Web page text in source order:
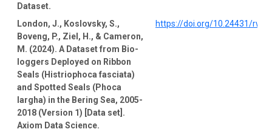
Dataset.
London, J., Koslovsky, S.,
Boveng, P., Ziel, H., & Cameron,
M. (2024). A Dataset from Bio-
loggers Deployed on Ribbon
Seals (Histriophoca fasciata)
and Spotted Seals (Phoca
largha) in the Bering Sea, 2005-
2018 (Version 1) [Data set].
Axiom Data Science.
https://doi.org/10.24431/